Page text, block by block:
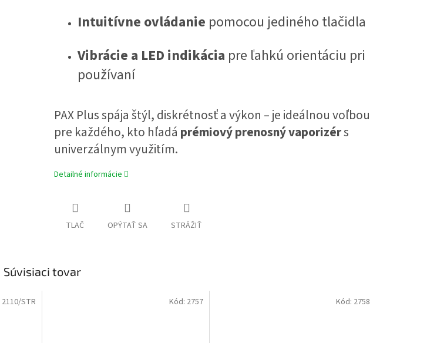
Intuitívne ovládanie pomocou jediného tlačidla
Vibrácie a LED indikácia pre ľahkú orientáciu pri
používaní
PAX Plus spája štýl, diskrétnosť a výkon – je ideálnou voľbou
pre každého, kto hľadá prémiový prenosný vaporizérs
univerzálnym využitím.
Detailné informácie
TLAČ OPÝTAŤ SA STRÁŽIŤ
Súvisiaci tovar
2110/STR Kód: 2757 Kód: 2758